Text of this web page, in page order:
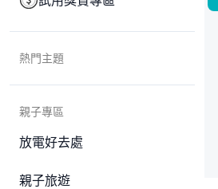
熱門主題
親子專區
放電好去處
親子旅遊